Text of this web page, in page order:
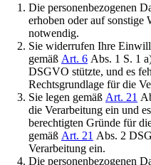
Die personenbezogenen
erhoben oder auf sonstige
notwendig.
Sie widerrufen Ihre
gemäß Art. 6 Abs. 1 S. 1
DSGVO stützte, und es
Rechtsgrundlage für die
Sie legen gemäß Art. 21
die Verarbeitung ein und
berechtigten Gründe für
gemäß Art. 21 Abs. 2
Verarbeitung ein.
Die personenbezogenen